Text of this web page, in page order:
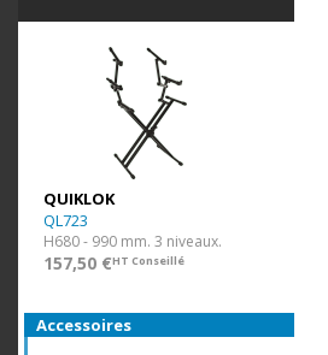
QUIKLOK
QL723
H680 - 990 mm. 3 niveaux.
157,50 €HT Conseillé
Accessoires